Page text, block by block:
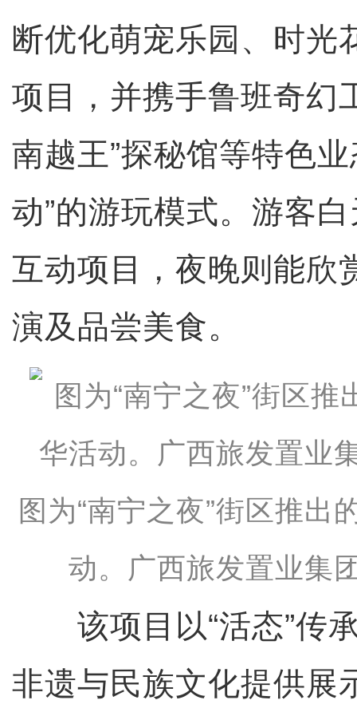
断优化萌宠乐园、时光
项目，并携手鲁班奇幻
南越王”探秘馆等特色
动”的游玩模式。游客
互动项目，夜晚则能欣
演及品尝美食。
图为“南宁之夜”街区推出
动。广西旅发置业集
该项目以“活态”传
非遗与民族文化提供展